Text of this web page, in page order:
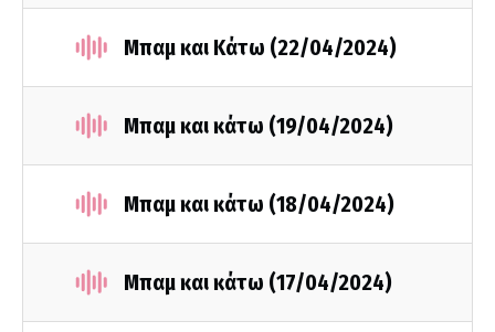
Μπαμ και Κάτω (22/04/2024)
Μπαμ και κάτω (19/04/2024)
Μπαμ και κάτω (18/04/2024)
Μπαμ και κάτω (17/04/2024)